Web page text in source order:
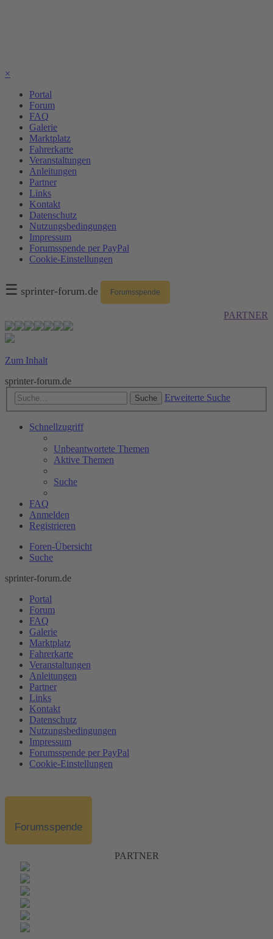
×
Portal
Forum
FAQ
Galerie
Marktplatz
Fahrerkarte
Veranstaltungen
Anleitungen
Partner
Links
Kontakt
Datenschutz
Nutzungsbedingungen
Impressum
Forumsspende per PayPal
Cookie-Einstellungen
☰ sprinter-forum.de Forumsspende
PARTNER
Zum Inhalt
sprinter-forum.de
Suche Erweiterte Suche
Schnellzugriff
Unbeantwortete Themen
Aktive Themen
Suche
FAQ
Anmelden
Registrieren
Foren-Übersicht
Suche
sprinter-forum.de
Portal
Forum
FAQ
Galerie
Marktplatz
Fahrerkarte
Veranstaltungen
Anleitungen
Partner
Links
Kontakt
Datenschutz
Nutzungsbedingungen
Impressum
Forumsspende per PayPal
Cookie-Einstellungen
Forumsspende
PARTNER